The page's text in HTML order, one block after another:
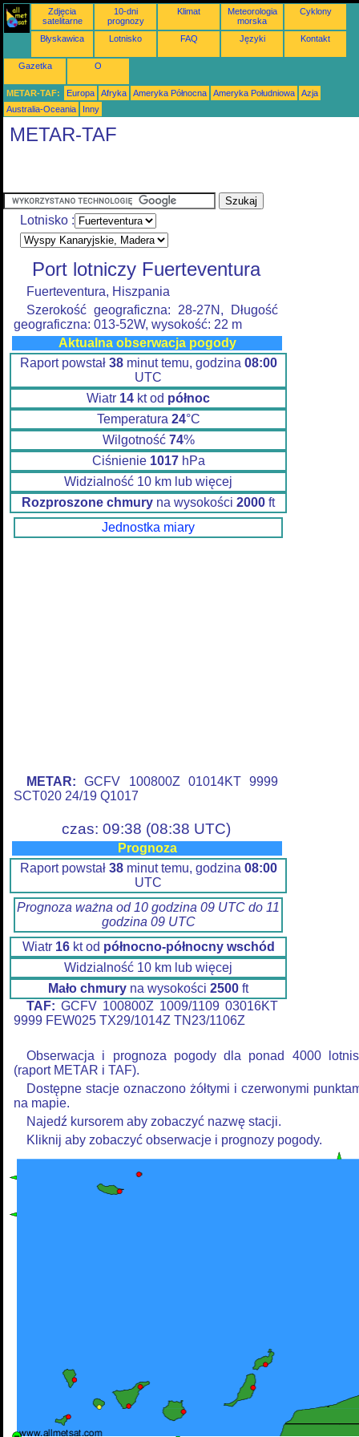
Zdjęcia
satelitarne
10-dni
prognozy
Klimat
Meteorologia
morska
Cyklony
Błyskawica Lotnisko FAQ Języki Kontakt
Gazetka O
METAR-TAF: Europa Afryka Ameryka Północna Ameryka Południowa
Azja
Australia-Oceania
Inny
METAR-TAF
Lotnisko :
Port lotniczy Fuerteventura
Fuerteventura, Hiszpania
Szerokość geograficzna: 28-27N, Długość
geograficzna: 013-52W, wysokość: 22 m
Aktualna obserwacja pogody
Raport powstał 38minut temu, godzina 08:00
UTC
Wiatr 14 kt od północ
Temperatura 24°C
Wilgotność 74%
Ciśnienie 1017hPa
Widzialność 10 km lub więcej
Rozproszone chmury na wysokości 2000 ft
Jednostka miary
METAR: GCFV 100800Z 01014KT 9999
SCT020 24/19 Q1017
czas: 09:38 (08:38 UTC)
Prognoza
Raport powstał 38minut temu, godzina 08:00
UTC
Prognoza ważna od 10 godzina 09 UTC do 11
godzina 09 UTC
Wiatr 16kt od północno-północny wschód
Widzialność 10 km lub więcej
Mało chmury na wysokości 2500 ft
TAF: GCFV 100800Z 1009/1109 03016KT
9999 FEW025 TX29/1014Z TN23/1106Z
Obserwacja i prognoza pogody dla ponad 4000
(raport METAR i TAF).
Dostępne stacje oznaczono żółtymi i czerwonymi
na mapie.
Najedź kursorem aby zobaczyć nazwę stacji.
Kliknij aby zobaczyć obserwacje i prognozy pogody.